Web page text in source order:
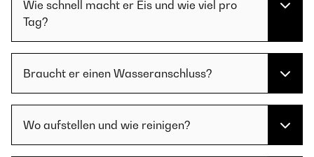
Wie schnell macht er Eis und wie viel pro
Tag?
Braucht er einen Wasseranschluss?
Wo aufstellen und wie reinigen?